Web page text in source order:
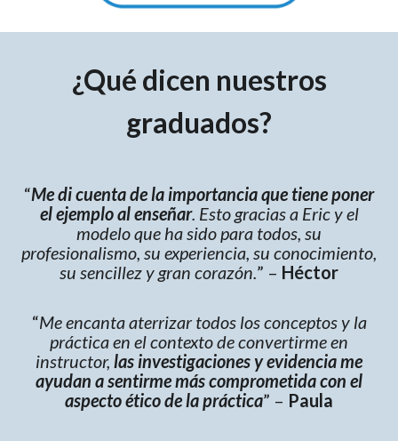
¿Qué dicen nuestros
graduados?
“Me di cuenta de la importancia que tiene poner
el ejemplo al enseñar. Esto gracias a Eric y el
modelo que ha sido para todos, su
profesionalismo, su experiencia, su conocimiento,
su sencillez y gran corazón. ” – Héctor
“Me encanta aterrizar todos los conceptos y la
práctica en el contexto de convertirme en
instructor, las investigaciones y evidencia me
ayudan a sentirme más comprometida con el
aspecto ético de la práctica” – Paula